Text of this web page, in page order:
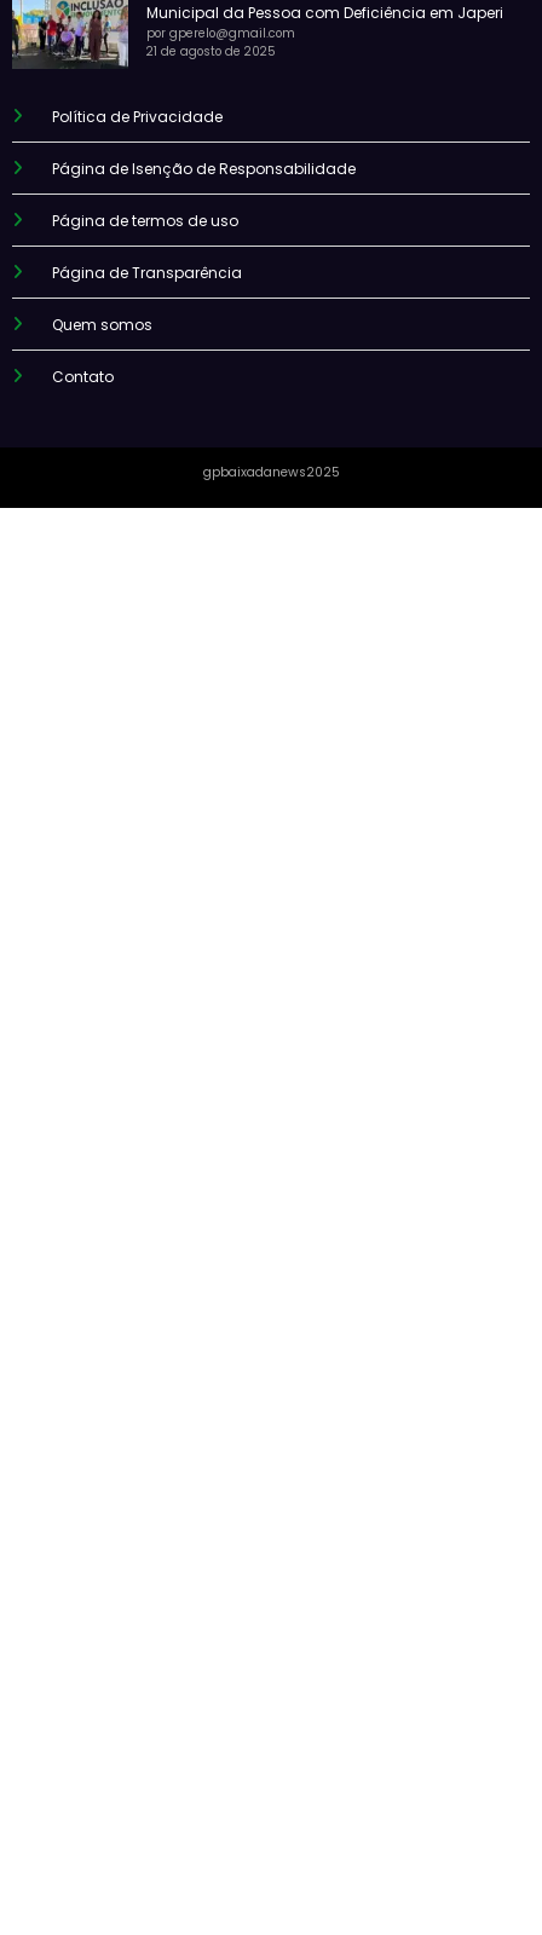
Municipal da Pessoa com Deficiência em Japeri
por gperelo@gmail.com
21 de agosto de 2025
Política de Privacidade
Página de Isenção de Responsabilidade
Página de termos de uso
Página de Transparência
Quem somos
Contato
gpbaixadanews2025